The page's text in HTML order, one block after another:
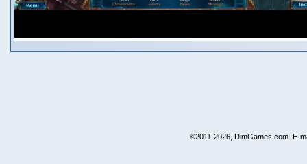
©2011-2026, DimGames.com. E-